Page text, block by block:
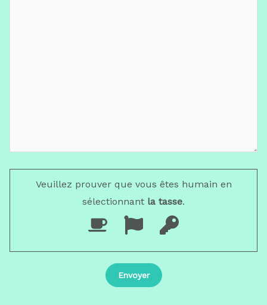
Veuillez prouver que vous êtes humain en
sélectionnant la tasse.